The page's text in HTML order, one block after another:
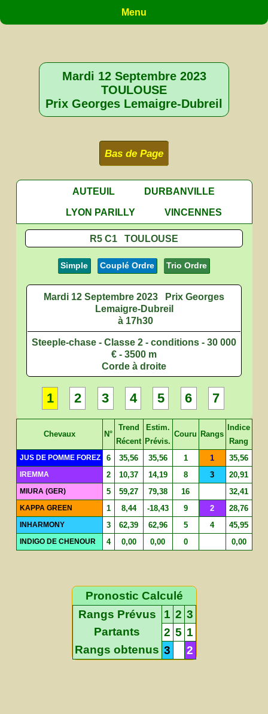
Menu
Mardi 12 Septembre 2023
TOULOUSE
Prix Georges Lemaigre-Dubreil
Bas de Page
AUTEUIL
DURBANVILLE
LYON PARILLY
VINCENNES
R5 C1 TOULOUSE
Simple Couplé Ordre Trio Ordre
Mardi 12 Septembre 2023
Prix Georges
Lemaigre-Dubreil
à 17h30
Steeple-chase - Classe 2 - conditions - 30 000
€ - 3500 m
Corde à droite
1 2 3 4 5 6 7
Chevaux N°
Trend
Récent
Estim.
Prévis.
Couru Rangs
Indice
Rang
JUS DE POMME FOREZ 6 35,56 35,56 1 1 35,56
IREMMA 2 10,37 14,19 8 3 20,91
MIURA (GER) 5 59,27 79,38 16 32,41
KAPPA GREEN 1 8,44 -18,43 9 2 28,76
INHARMONY 3 62,39 62,96 5 4 45,95
INDIGO DE CHENOUR 4 0,00 0,00 0 0,00
Pronostic Calculé
Rangs Prévus
1 2 3
Partants
2 5 1
Rangs obtenus 3 2